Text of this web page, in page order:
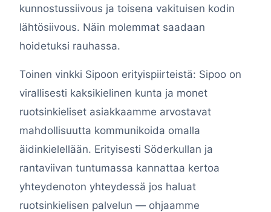
kunnostussiivous ja toisena vakituisen kodin
lähtösiivous. Näin molemmat saadaan
hoidetuksi rauhassa.
Toinen vinkki Sipoon erityispiirteistä: Sipoo on
virallisesti kaksikielinen kunta ja monet
ruotsinkieliset asiakkaamme arvostavat
mahdollisuutta kommunikoida omalla
äidinkielellään. Erityisesti Söderkullan ja
rantaviivan tuntumassa kannattaa kertoa
yhteydenoton yhteydessä jos haluat
ruotsinkielisen palvelun — ohjaamme